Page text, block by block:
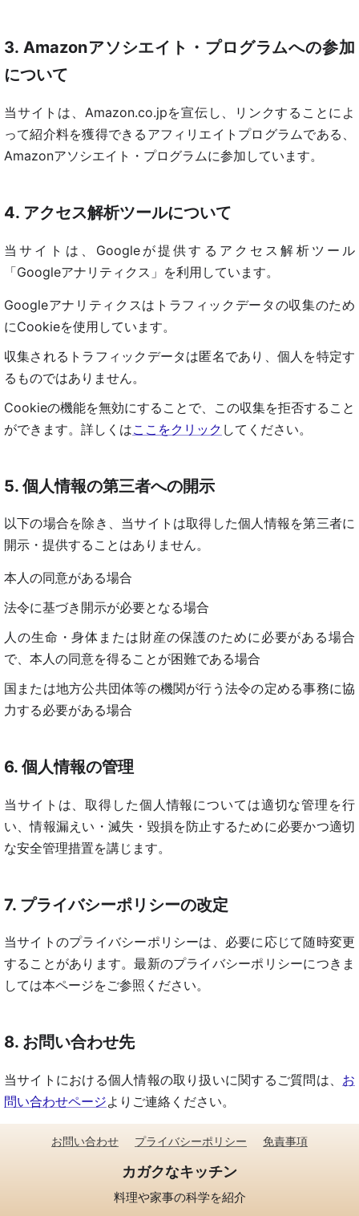
3. Amazonアソシエイト・プログラムへの参加
について
当サイトは、Amazon.co.jpを宣伝し、リンクすることによ
って紹介料を獲得できるアフィリエイトプログラムである、
Amazonアソシエイト・プログラムに参加しています。
4. アクセス解析ツールについて
当サイトは、Googleが提供するアクセス解析ツール
「Googleアナリティクス」を利用しています。
Googleアナリティクスはトラフィックデータの収集のため
にCookieを使用しています。
収集されるトラフィックデータは匿名であり、個人を特定す
るものではありません。
Cookieの機能を無効にすることで、この収集を拒否すること
ができます。詳しくはここをクリック してください。
5. 個人情報の第三者への開示
以下の場合を除き、当サイトは取得した個人情報を第三者に
開示・提供することはありません。
本人の同意がある場合
法令に基づき開示が必要となる場合
人の生命・身体または財産の保護のために必要がある場合
で、本人の同意を得ることが困難である場合
国または地方公共団体等の機関が行う法令の定める事務に協
力する必要がある場合
6. 個人情報の管理
当サイトは、取得した個人情報については適切な管理を行
い、情報漏えい・滅失・毀損を防止するために必要かつ適切
な安全管理措置を講じます。
7. プライバシーポリシーの改定
当サイトのプライバシーポリシーは、必要に応じて随時変更
することがあります。最新のプライバシーポリシーにつきま
しては本ページをご参照ください。
8. お問い合わせ先
当サイトにおける個人情報の取り扱いに関するご質問は、 お
問い合わせページよりご連絡ください。
お問い合わせ プライバシーポリシー 免責事項
カガクなキッチン
料理や家事の科学を紹介